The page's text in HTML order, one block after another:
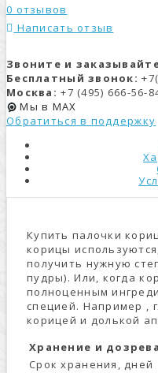
0 отзывов
Написать отзыв
Звоните и
Бесплатный звонок:
Москва: +7 (495) 666-56-
Мы в MAX
Обратиться в поддержку
Купить палочки
корицы
получить нужную
пудры). Или, когда
полноценным
специей. Например ,
корицей и долькой
Хранение и
Срок хранения, дней